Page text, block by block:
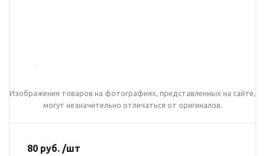
Изображения товаров на фотографиях, представленных на сайте,
могут незначительно отличаться от оригиналов.
80 руб. /шт